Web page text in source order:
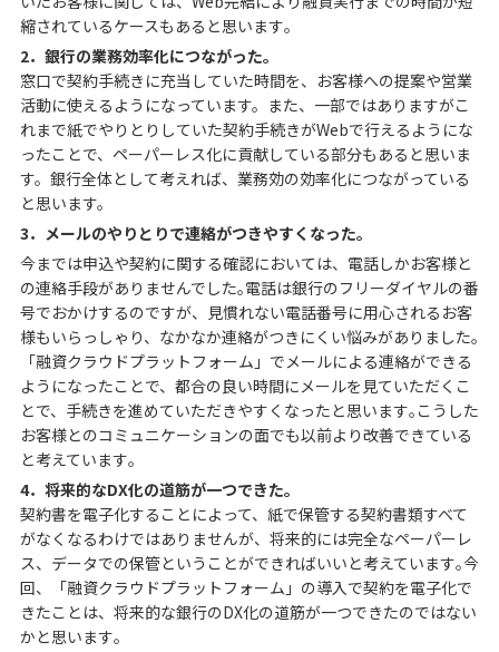
縮されているケースもあると思います｡
2．銀行の業務効率化につながった｡
窓口で契約手続きに充当していた時間を、お客様への提案や営業
活動に使えるようになっています。また、一部ではありますがこ
れまで紙でやりとりしていた契約手続きがWebで行えるようにな
ったことで、ペーパーレス化に貢献している部分もあると思いま
す。銀行全体として考えれば、業務効の効率化につながっている
と思います。
3．メールのやりとりで連絡がつきやすくなった｡
今までは申込や契約に関する確認においては、電話しかお客様と
の連絡手段がありませんでした｡電話は銀行のフリーダイヤルの番
号でおかけするのですが、見慣れない電話番号に用心されるお客
様もいらっしゃり、なかなか連絡がつきにくい悩みがありました｡
「融資クラウドプラットフォーム」でメールによる連絡ができる
ようになったことで、都合の良い時間にメールを見ていただくこ
とで、手続きを進めていただきやすくなったと思います｡こうした
お客様とのコミュニケーションの面でも以前より改善できている
と考えています｡
4．将来的なDX化の道筋が一つできた｡
契約書を電子化することによって、紙で保管する契約書類すべて
がなくなるわけではありませんが、将来的には完全なペーパーレ
ス、データでの保管ということができればいいと考えています｡今
回、「融資クラウドプラットフォーム」の導入で契約を電子化で
きたことは、将来的な銀行のDX化の道筋が一つできたのではない
かと思います｡